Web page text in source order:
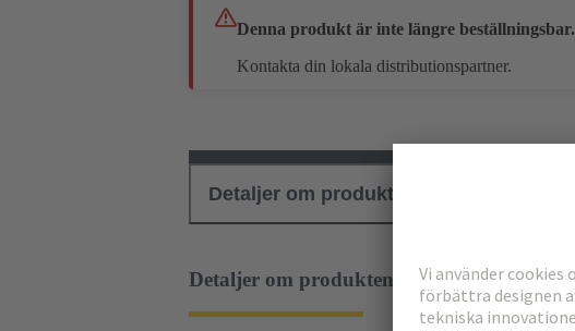
Denna produkt är inte längre beställningsbar.
Kontakta din lokala distributionspartner.
Detaljer om produkten
Detaljer om produkten